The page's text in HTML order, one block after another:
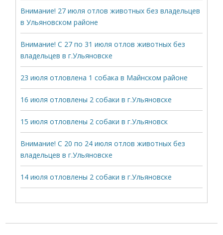
Внимание! 27 июля отлов животных без владельцев
в Ульяновском районе
Внимание! С 27 по 31 июля отлов животных без
владельцев в г.Ульяновске
23 июля отловлена 1 собака в Майнском районе
16 июля отловлены 2 собаки в г.Ульяновске
15 июля отловлены 2 собаки в г.Ульяновск
Внимание! С 20 по 24 июля отлов животных без
владельцев в г.Ульяновске
14 июля отловлены 2 собаки в г.Ульяновске